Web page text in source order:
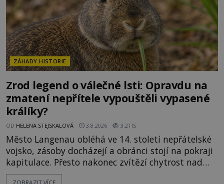
ZÁHADY HISTORIE
Zrod legend o válečné lsti: Opravdu na
zmatení nepřítele vypouštěli vypasené
králíky?
OD HELENA STEJSKALOVÁ 3.8.2026 3.2TIS
Město Langenau obléhá ve 14. století nepřátelské
vojsko, zásoby docházejí a obránci stojí na pokraji
kapitulace. Přesto nakonec zvítězí chytrost nad
hrubou silou. Podle staré německé legendy vypustí